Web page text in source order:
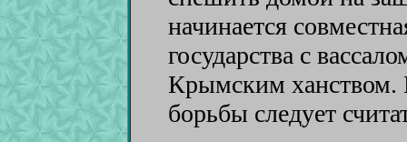
начинается
государства с
Крымским ханством.
борьбы следует